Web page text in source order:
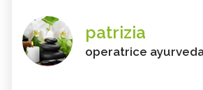
patrizia
operatrice